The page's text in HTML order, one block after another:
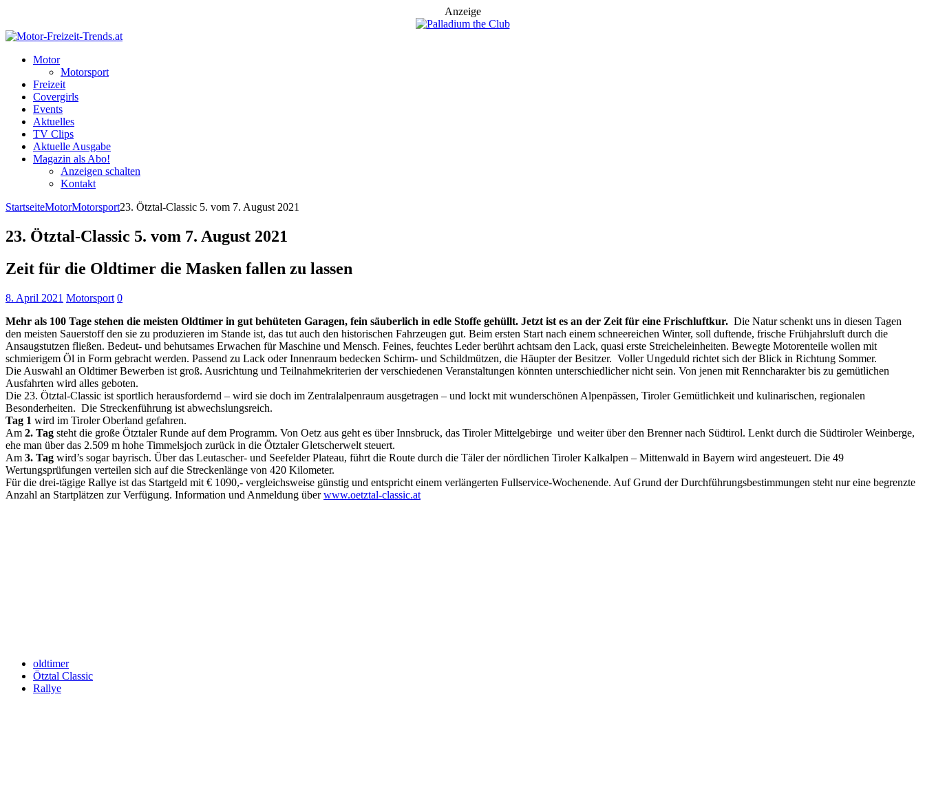
Anzeige
Motor
Motorsport
Freizeit
Covergirls
Events
Aktuelles
TV Clips
Aktuelle Ausgabe
Magazin als Abo!
Anzeigen schalten
Kontakt
StartseiteMotorMotorsport23. Ötztal-Classic 5. vom 7. August 2021
23. Ötztal-Classic 5. vom 7. August 2021
Zeit für die Oldtimer die Masken fallen zu lassen
8. April 2021 Motorsport 0
Mehr als 100 Tage stehen die meisten Oldtimer in gut behüteten Garagen, fein säuberlich in edle Stoffe gehüllt. Jetzt ist es an der Zeit für eine Frischluftkur. Die Natur schenkt uns in diesen Tagen
den meisten Sauerstoff den sie zu produzieren im Stande ist, das tut auch den historischen Fahrzeugen gut. Beim ersten Start nach einem schneereichen Winter, soll duftende, frische Frühjahrsluft durch die
Ansaugstutzen fließen. Bedeut- und behutsames Erwachen für Maschine und Mensch. Feines, feuchtes Leder berührt achtsam den Lack, quasi erste Streicheleinheiten. Bewegte Motorenteile wollen mit
schmierigem Öl in Form gebracht werden. Passend zu Lack oder Innenraum bedecken Schirm- und Schildmützen, die Häupter der Besitzer. Voller Ungeduld richtet sich der Blick in Richtung Sommer.
Die Auswahl an Oldtimer Bewerben ist groß. Ausrichtung und Teilnahmekriterien der verschiedenen Veranstaltungen könnten unterschiedlicher nicht sein. Von jenen mit Renncharakter bis zu gemütlichen
Ausfahrten wird alles geboten.
Die 23. Ötztal-Classic ist sportlich herausfordernd – wird sie doch im Zentralalpenraum ausgetragen – und lockt mit wunderschönen Alpenpässen, Tiroler Gemütlichkeit und kulinarischen, regionalen
Besonderheiten. Die Streckenführung ist abwechslungsreich.
Tag 1 wird im Tiroler Oberland gefahren.
Am 2. Tag steht die große Ötztaler Runde auf dem Programm. Von Oetz aus geht es über Innsbruck, das Tiroler Mittelgebirge und weiter über den Brenner nach Südtirol. Lenkt durch die Südtiroler Weinberge,
ehe man über das 2.509 m hohe Timmelsjoch zurück in die Ötztaler Gletscherwelt steuert.
Am 3. Tag wird’s sogar bayrisch. Über das Leutascher- und Seefelder Plateau, führt die Route durch die Täler der nördlichen Tiroler Kalkalpen – Mittenwald in Bayern wird angesteuert. Die 49
Wertungsprüfungen verteilen sich auf die Streckenlänge von 420 Kilometer.
Für die drei-tägige Rallye ist das Startgeld mit € 1090,- vergleichsweise günstig und entspricht einem verlängerten Fullservice-Wochenende. Auf Grund der Durchführungsbestimmungen steht nur eine begrenzte
Anzahl an Startplätzen zur Verfügung. Information und Anmeldung überwww.oetztal-classic.at
oldtimer
Ötztal Classic
Rallye